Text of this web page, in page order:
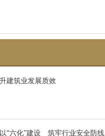
建筑业发展质效
“六化”建设 筑牢行业安全防线